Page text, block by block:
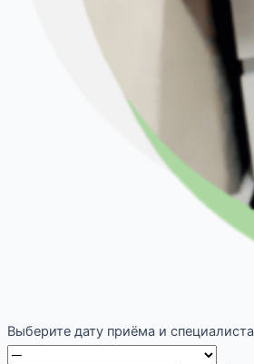
Выберите дату приёма и специалиста